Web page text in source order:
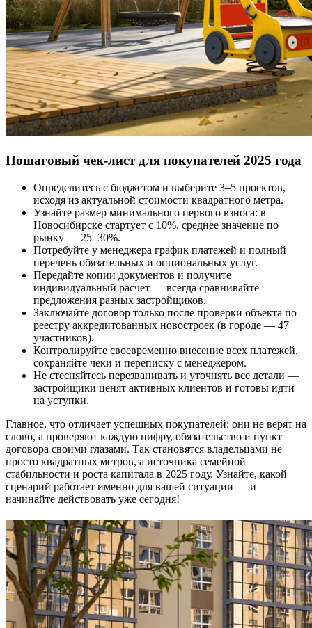
Пошаговый чек-лист для покупателей 2025 года
Определитесь с бюджетом и выберите 3–5 проектов,
исходя из актуальной стоимости квадратного метра.
Узнайте размер минимального первого взноса: в
Новосибирске стартует с 10%, среднее значение по
рынку — 25–30%.
Потребуйте у менеджера график платежей и полный
перечень обязательных и опциональных услуг.
Передайте копии документов и получите
индивидуальный расчет — всегда сравнивайте
предложения разных застройщиков.
Заключайте договор только после проверки объекта по
реестру аккредитованных новостроек (в городе — 47
участников).
Контролируйте своевременно внесение всех платежей,
сохраняйте чеки и переписку с менеджером.
Не стесняйтесь перезванивать и уточнять все детали —
застройщики ценят активных клиентов и готовы идти
на уступки.
Главное, что отличает успешных покупателей: они не верят на
слово, а проверяют каждую цифру, обязательство и пункт
договора своими глазами. Так становятся владельцами не
просто квадратных метров, а источника семейной
стабильности и роста капитала в 2025 году. Узнайте, какой
сценарий работает именно для вашей ситуации — и
начинайте действовать уже сегодня!